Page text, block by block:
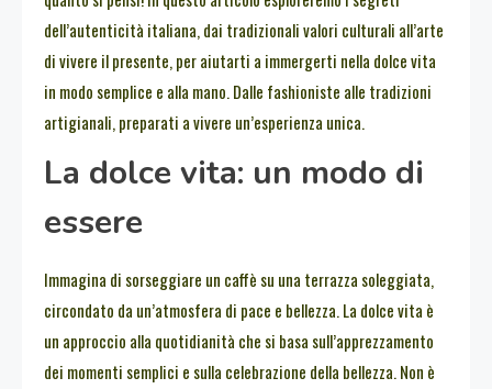
dell’autenticità italiana, dai tradizionali valori culturali all’arte
di vivere il presente, per aiutarti a immergerti nella dolce vita
in modo semplice e alla mano. Dalle fashioniste alle tradizioni
artigianali, preparati a vivere un’esperienza unica.
La dolce vita: un modo di
essere
Immagina di sorseggiare un caffè su una terrazza soleggiata,
circondato da un’atmosfera di pace e bellezza. La dolce vita è
un approccio alla quotidianità che si basa sull’apprezzamento
dei momenti semplici e sulla celebrazione della bellezza. Non è